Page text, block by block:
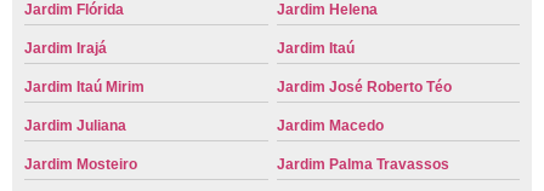
Jardim Flórida Jardim Helena
Jardim Irajá Jardim Itaú
Jardim Itaú Mirim Jardim José Roberto Téo
Jardim Juliana Jardim Macedo
Jardim Mosteiro Jardim Palma Travassos